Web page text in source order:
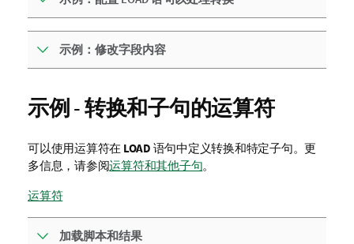
示例：修改字段内容
示例 - 转换和子句的运算符
可以使用运算符在 LOAD 语句中定义转换和特定子句。更
多信息，请参阅运算符和其他子句。
运算符
加载脚本和结果